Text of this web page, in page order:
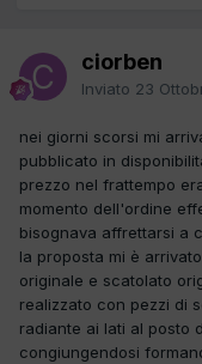
ciorben
Inviato 23
nei giorni scorsi mi
pubblicato in
prezzo nel frattempo
momento dell'ordine
bisognava affrettarsi a
la proposta mi è
originale e scatolato
realizzato con pezzi di
radiante ai lati al posto
congiungendosi